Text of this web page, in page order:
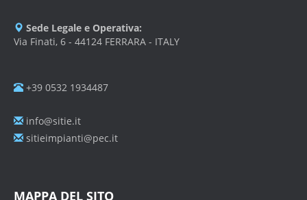
Sede Legale e Operativa:
Via Finati, 6 - 44124 FERRARA - ITALY
+39 0532 1934487
info@sitie.it
sitieimpianti@pec.it
MAPPA DEL SITO